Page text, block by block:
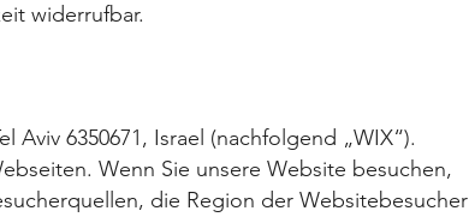
widerrufbar.
Aviv 6350671, Israel (nachfolgend „WIX“).
Wenn Sie unsere Website besuchen,
die Region der Websitebesucher